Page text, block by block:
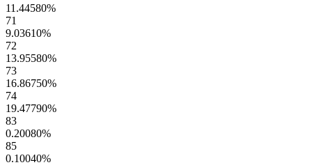
11.44580%
71
9.03610%
72
13.95580%
73
16.86750%
74
19.47790%
83
0.20080%
85
0.10040%